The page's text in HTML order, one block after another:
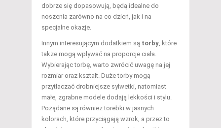
dobrze się dopasowują, będą idealne do
noszenia zarówno na co dzień, jak i na
specjalne okazje.
Innym interesującym dodatkiem są torby , które
także mogą wpływać na proporcje ciała.
Wybierając torbę, warto zwrócić uwagę na jej
rozmiar oraz kształt. Duże torby mogą
przytłaczać drobniejsze sylwetki, natomiast
małe, zgrabne modele dodają lekkości i stylu.
Pożądane są również torebki w jasnych
kolorach, które przyciągają wzrok, a przez to